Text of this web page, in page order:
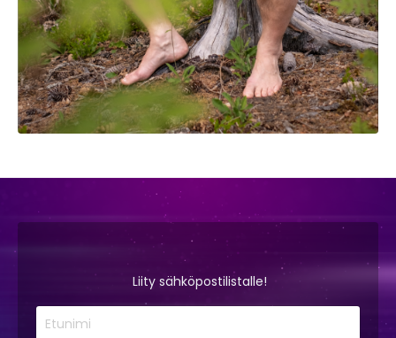
Liity sähköpostilistalle!